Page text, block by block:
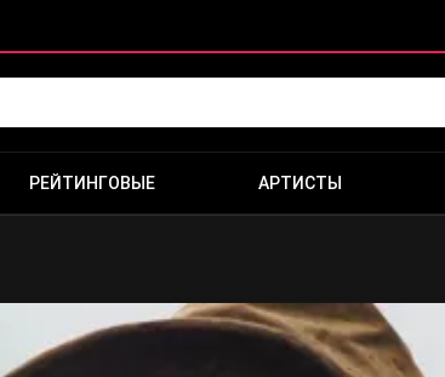
РЕЙТИНГОВЫЕ АРТИСТЫ